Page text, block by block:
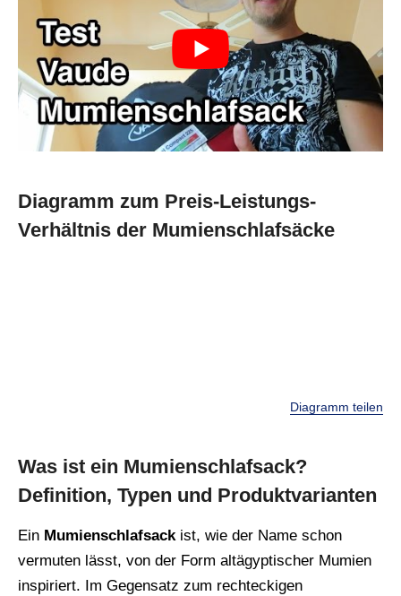
Diagramm zum Preis-Leistungs-
Verhältnis der Mumienschlafsäcke
Diagramm teilen
Was ist ein Mumienschlafsack?
Definition, Typen und Produktvarianten
Ein Mumienschlafsackist, wie der Name schon
vermuten lässt, von der Form altägyptischer Mumien
inspiriert. Im Gegensatz zum rechteckigen